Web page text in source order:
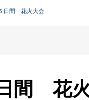
日間 花火大会
間 花